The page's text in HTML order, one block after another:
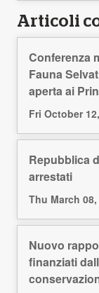
Articoli
Conferenza
Fauna
aperta ai
Fri October
Repubblica
arrestati
Thu March 08,
Nuovo
finanziati